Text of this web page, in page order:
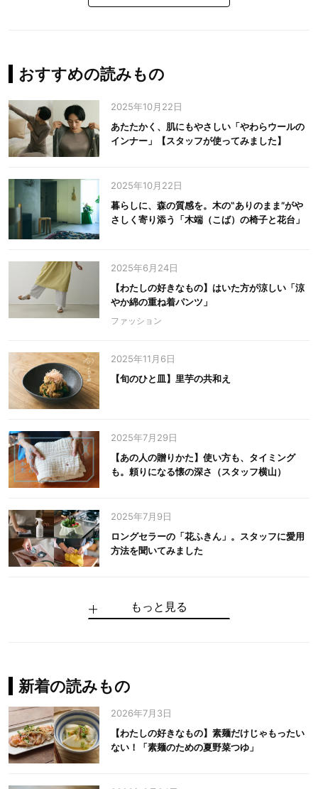
おすすめの読みもの
2025年10月22日
あたたかく、肌にもやさしい「やわらウールの
インナー」【スタッフが使ってみました】
2025年10月22日
暮らしに、森の質感を。木の‟ありのまま”がや
さしく寄り添う「木端（こば）の椅子と花台」
2025年6月24日
【わたしの好きなもの】はいた方が涼しい「涼
やか綿の重ね着パンツ」
ファッション
2025年11月6日
【旬のひと皿】里芋の共和え
2025年7月29日
【あの人の贈りかた】使い方も、タイミング
も。頼りになる懐の深さ（スタッフ横山）
2025年7月9日
ロングセラーの「花ふきん」。スタッフに愛用
方法を聞いてみました
手仕事だからできる“いいもの”を作り続ける。
麻の老舗が届けたい、麻の魅力をのせた衣「中
中川政七商店の謎を解く、6つの問いと1つの答
100年先の日本に工芸があるように。中川政七
中川政七商店スタッフが綴る「今日も、土鍋ま
【わたしの好きなもの】素麺だけじゃもったい
もっと見る
新着の読みもの
2026年7月3日
【わたしの好きなもの】素麺だけじゃもったい
ない！「素麺のための夏野菜つゆ」